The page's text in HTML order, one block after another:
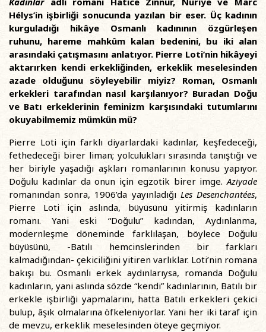
Hélys’in işbirliği sonucunda yazılan bir eser. Üç kadının
kurguladığı hikâye Osmanlı kadınının özgürleşen
ruhunu, hareme mahkûm kalan bedenini, bu iki alan
arasındaki çatışmasını anlatıyor. Pierre Loti’nin hikâyeyi
aktarırken kendi erkekliğinden, erkeklik meselesinden
azade olduğunu söyleyebilir miyiz? Roman, Osmanlı
erkekleri tarafından nasıl karşılanıyor? Buradan Doğu
ve Batı erkeklerinin feminizm karşısındaki tutumlarını
okuyabilmemiz mümkün mü?
Pierre Loti için farklı diyarlardaki kadınlar, keşfedeceği,
fethedeceği birer liman; yolculukları sırasında tanıştığı ve
her biriyle yaşadığı aşkları romanlarının konusu yapıyor.
Doğulu kadınlar da onun için egzotik birer imge.Aziyade
romanından sonra, 1906’da yayınladığı Les Desenchantées,
Pierre Loti için aslında, büyüsünü yitirmiş kadınların
romanı. Yani eski “Doğulu” kadından, Aydınlanma,
modernleşme döneminde farklılaşan, böylece Doğulu
büyüsünü, -Batılı hemcinslerinden bir farkları
kalmadığından- çekiciliğini yitiren varlıklar. Loti’nin romana
bakışı bu. Osmanlı erkek aydınlarıysa, romanda Doğulu
kadınların, yani aslında sözde “kendi” kadınlarının, Batılı bir
erkekle işbirliği yapmalarını, hatta Batılı erkekleri çekici
bulup, âşık olmalarına öfkeleniyorlar. Yani her iki taraf için
de mevzu, erkeklik meselesinden öteye geçmiyor.